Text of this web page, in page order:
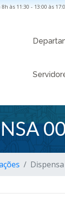
às 11:30 - 13:00 às